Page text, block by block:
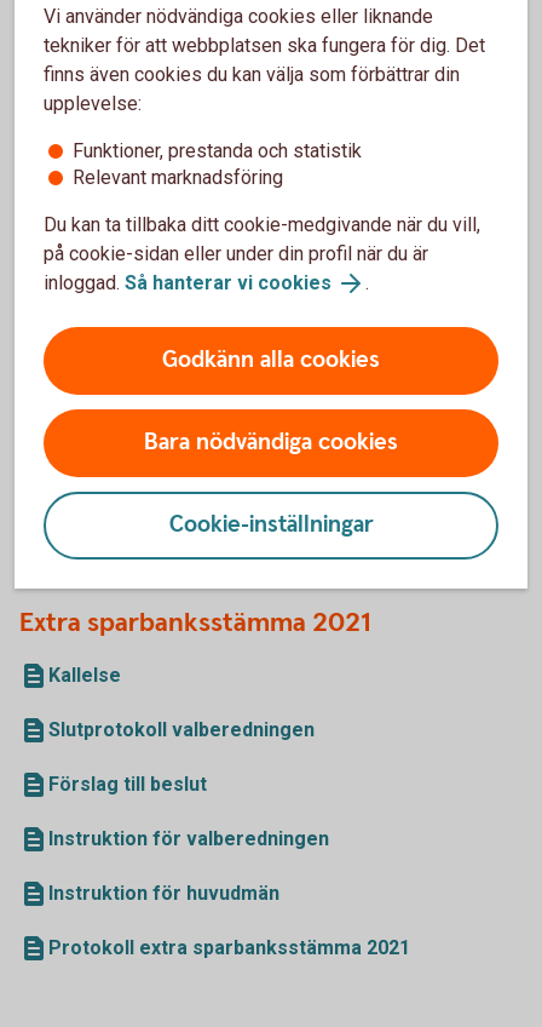
Protokoll sparbanksstämma 2020
Årsredovisning 2019
Hållbarhetsrapport 2019
Sparbanksstämma 2019
Kallelse
Slutprotokoll valberedningen
Instruktion för huvudmän
Förslag till beslut
Årsredovisning 2018
Hållbarhetsrapport 2018
Extra sparbanksstämma 2021
Kallelse
Slutprotokoll valberedningen
Förslag till beslut
Instruktion för valberedningen
Instruktion för huvudmän
Protokoll extra sparbanksstämma 2021
Vi använder nödvändiga cookies eller liknande
tekniker för att webbplatsen ska fungera för dig. Det
finns även cookies du kan välja som förbättrar din
upplevelse:
Funktioner, prestanda och statistik
Relevant marknadsföring
Du kan ta tillbaka ditt cookie-medgivande när du vill,
på cookie-sidan eller under din profil när du är
inloggad. Så hanterar vi cookies .
Godkänn alla cookies
Bara nödvändiga cookies
Cookie-inställningar